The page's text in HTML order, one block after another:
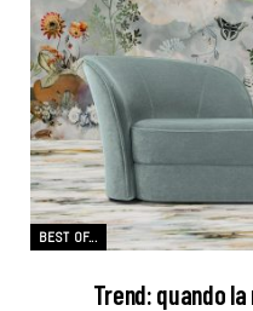
BEST OF...
Trend: quando